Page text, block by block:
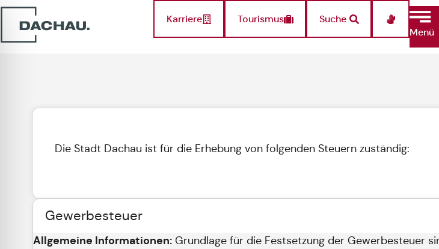
Karriere Tourismus
Suche
Menü
Die Stadt Dachau ist für die Erhebung von folgenden Steuern zuständig:
Ge­wer­be­steu­er
Allgemeine Informationen: Grundlage für die Festsetzung der Gewerbesteuer